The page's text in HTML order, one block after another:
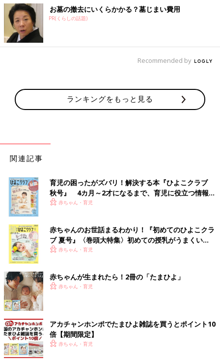
お墓の撤去にいくらかかる？墓じまい費用
PR(くらしの話題)
Recommended by
ランキングをもっと見る
関連記事
育児の困ったがズバリ！解決する本『ひよこクラブ
秋号』 4カ月～2才になるまで、育児に役立つ情報が
いっぱい！
赤ちゃん・育児
赤ちゃんのお世話まるわかり！『初めてのひよこクラ
ブ 夏号』〈巻頭大特集〉初めての授乳がうまくい
く！ おっぱい・ミルクの基本と夏のトラブル 解決テ
赤ちゃん・育児
赤ちゃんが生まれたら！2冊の「たまひよ」
赤ちゃん・育児
アカチャンホンポでたまひよ雑誌を買うとポイント10
倍【期間限定】
赤ちゃん・育児